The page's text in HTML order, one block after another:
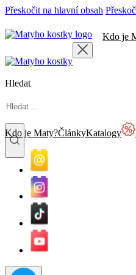
Přeskočit na hlavní obsah
Kdo je
Hledat
Kdo je Maty?ČlánkyKatalogy